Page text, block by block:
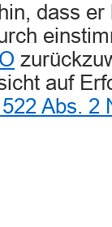
dass
auf
Abs. 2